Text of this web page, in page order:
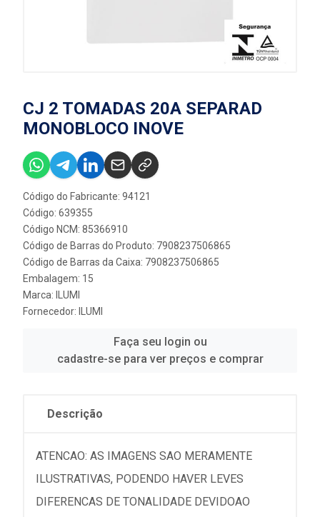
CJ 2 TOMADAS 20A SEPARAD
MONOBLOCO INOVE
Código do Fabricante: 94121
Código: 639355
Código NCM: 85366910
Código de Barras do Produto: 7908237506865
Código de Barras da Caixa: 7908237506865
Embalagem: 15
Marca:
ILUMI
Fornecedor:
ILUMI
Faça seu login ou
cadastre-se para ver preços e comprar
Descrição
ATENCAO: AS IMAGENS SAO MERAMENTE
ILUSTRATIVAS, PODENDO HAVER LEVES
DIFERENCAS DE TONALIDADE DEVIDOAO